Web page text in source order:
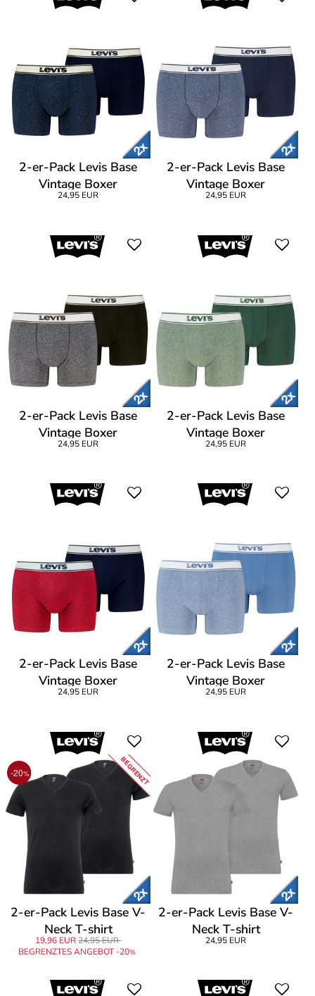
2-er-Pack Levis Base
Vintage Boxer
24,95 EUR
2-er-Pack Levis Base
Vintage Boxer
24,95 EUR
2-er-Pack Levis Base
Vintage Boxer
24,95 EUR
2-er-Pack Levis Base
Vintage Boxer
24,95 EUR
2-er-Pack Levis Base
Vintage Boxer
24,95 EUR
2-er-Pack Levis Base
Vintage Boxer
24,95 EUR
-20% BEGRENZT
2-er-Pack Levis Base V-
Neck T-shirt
19,96 EUR24,95 EUR
BEGRENZTES ANGEBOT -20%
2-er-Pack Levis Base V-
Neck T-shirt
24,95 EUR